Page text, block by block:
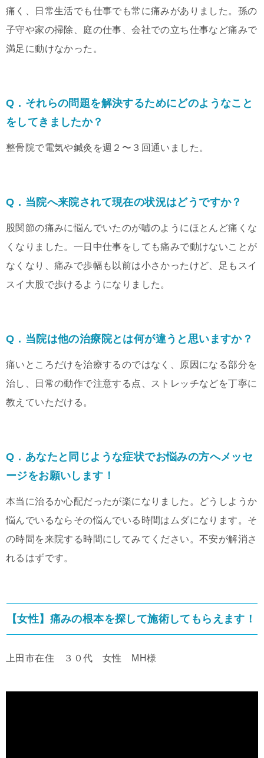
痛く、日常生活でも仕事でも常に痛みがありました。孫の
子守や家の掃除、庭の仕事、会社での立ち仕事など痛みで
満足に動けなかった。
Q．それらの問題を解決するためにどのようなこと
をしてきましたか？
整骨院で電気や鍼灸を週２〜３回通いました。
Q．当院へ来院されて現在の状況はどうですか？
股関節の痛みに悩んでいたのが嘘のようにほとんど痛くな
くなりました。一日中仕事をしても痛みで動けないことが
なくなり、痛みで歩幅も以前は小さかったけど、足もスイ
スイ大股で歩けるようになりました。
Q．当院は他の治療院とは何が違うと思いますか？
痛いところだけを治療するのではなく、原因になる部分を
治し、日常の動作で注意する点、ストレッチなどを丁寧に
教えていただける。
Q．あなたと同じような症状でお悩みの方へメッセ
ージをお願いします！
本当に治るか心配だったが楽になりました。どうしようか
悩んでいるならその悩んでいる時間はムダになります。そ
の時間を来院する時間にしてみてください。不安が解消さ
れるはずです。
【女性】痛みの根本を探して施術してもらえます！
上田市在住 ３０代 女性 MH様